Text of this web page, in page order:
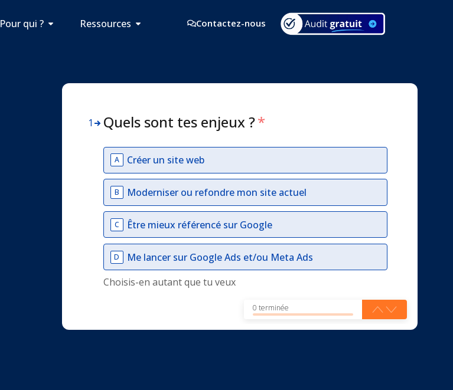
Pour qui ? Ressources Contactez-nous
1 Quels sont tes enjeux ?*
A Créer un site web
B Moderniser ou refondre mon site actuel
C Être mieux référencé sur Google
D
Me lancer sur Google Ads et/ou Meta Ads
Choisis-en autant que tu veux
0 terminée